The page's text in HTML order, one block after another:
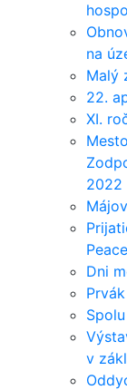
na
Malý
22.
XI.
2022
Dni
v